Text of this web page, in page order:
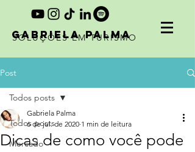
GABRIELA PALMA
SOLUÇÕES EM TURISMO
Post
Todos posts
Mercado
Todos posts
Dicas de como você pode
Gabriela Palma
6 de jul. de 2020 1 min de leitura